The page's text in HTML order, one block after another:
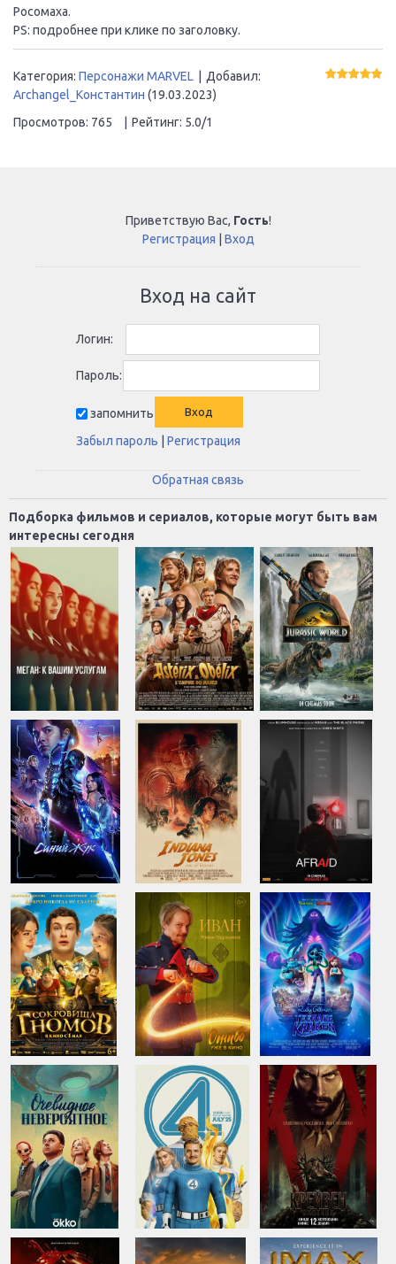
Росомаха.
PS: подробнее при клике по заголовку.
Категория: Персонажи MARVEL | Добавил:
Archangel_Константин (19.03.2023)
Просмотров: 765 | Рейтинг: 5.0/1
Приветствую Вас, Гость!
Регистрация
Вход
Вход на сайт
Логин:
Пароль:
запомнить
Забыл пароль
Регистрация
Обратная связь
Подборка фильмов и сериалов, которые могут быть вам
интересны сегодня